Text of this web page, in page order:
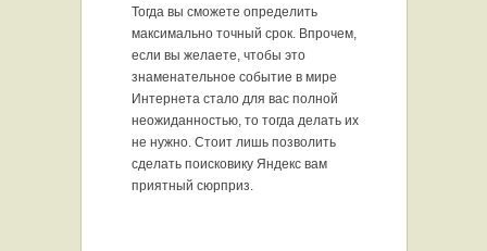
Тогда вы сможете определить
максимально точный срок. Впрочем,
если вы желаете, чтобы это
знаменательное событие в мире
Интернета стало для вас полной
неожиданностью, то тогда делать их
не нужно. Стоит лишь позволить
сделать поисковику Яндекс вам
приятный сюрприз.